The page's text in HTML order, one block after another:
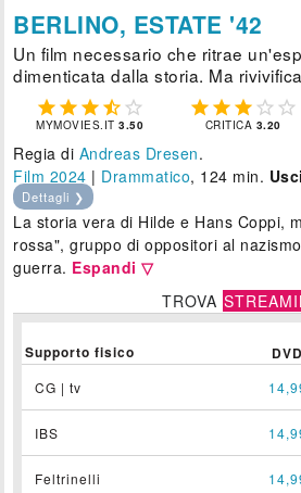
BERLINO, ESTATE '42
Un film necessario che ritrae
dimenticata dalla storia. Ma
    
MYMOVIES.IT3.50
    
CRITICA 3.20
Regia di Andreas Dresen.
Film 2024 | Drammatico, 124 min.
Dettagli ❯
La storia vera di Hilde e Hans Coppi,
rossa", gruppo di oppositori al
guerra. Espandi ▽
TROVA
Supporto fisico DVD
CG | tv
IBS
Feltrinelli